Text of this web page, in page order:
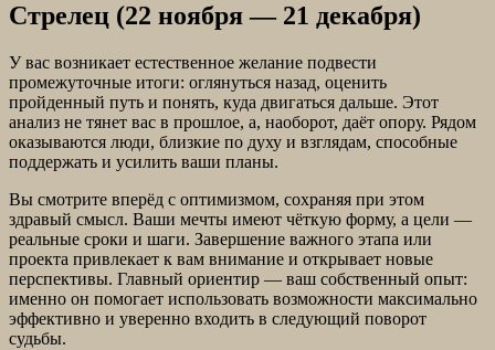
Стрелец (22 ноября — 21 декабря)
У вас возникает естественное желание подвести
промежуточные итоги: оглянуться назад, оценить
пройденный путь и понять, куда двигаться дальше. Этот
анализ не тянет вас в прошлое, а, наоборот, даёт опору. Рядом
оказываются люди, близкие по духу и взглядам, способные
поддержать и усилить ваши планы.
Вы смотрите вперёд с оптимизмом, сохраняя при этом
здравый смысл. Ваши мечты имеют чёткую форму, а цели —
реальные сроки и шаги. Завершение важного этапа или
проекта привлекает к вам внимание и открывает новые
перспективы. Главный ориентир — ваш собственный опыт:
именно он помогает использовать возможности максимально
эффективно и уверенно входить в следующий поворот
судьбы.